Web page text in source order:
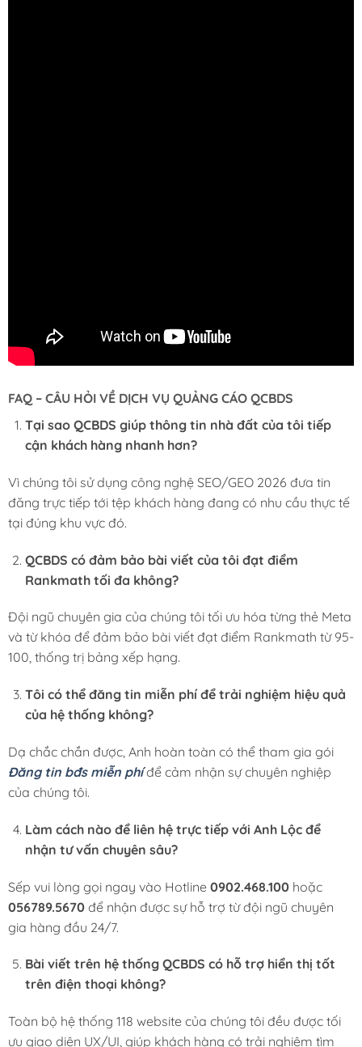
FAQ – CÂU HỎI VỀ DỊCH VỤ QUẢNG CÁO QCBDS
Tại sao QCBDS giúp thông tin nhà đất của tôi tiếp
cận khách hàng nhanh hơn?
Vì chúng tôi sử dụng công nghệ SEO/GEO 2026 đưa tin
đăng trực tiếp tới tệp khách hàng đang có nhu cầu thực tế
tại đúng khu vực đó.
QCBDS có đảm bảo bài viết của tôi đạt điểm
Rankmath tối đa không?
Đội ngũ chuyên gia của chúng tôi tối ưu hóa từng thẻ Meta
và từ khóa để đảm bảo bài viết đạt điểm Rankmath từ 95-
100, thống trị bảng xếp hạng.
Tôi có thể đăng tin miễn phí để trải nghiệm hiệu quả
của hệ thống không?
Dạ chắc chắn được, Anh hoàn toàn có thể tham gia gói
Đăng tin bđs miễn phíđể cảm nhận sự chuyên nghiệp
của chúng tôi.
Làm cách nào để liên hệ trực tiếp với Anh Lộc để
nhận tư vấn chuyên sâu?
Sếp vui lòng gọi ngay vào Hotline 0902.468.100 hoặc
056789.5670 để nhận được sự hỗ trợ từ đội ngũ chuyên
gia hàng đầu 24/7.
Bài viết trên hệ thống QCBDS có hỗ trợ hiển thị tốt
trên điện thoại không?
Toàn bộ hệ thống 118 website của chúng tôi đều được tối
ưu giao diện UX/UI, giúp khách hàng có trải nghiệm tìm